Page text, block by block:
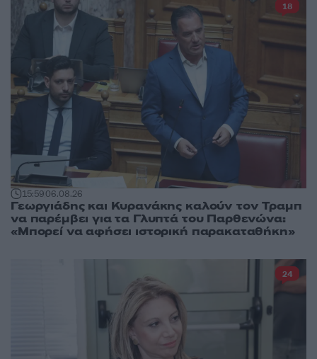
15:5906.08.26
Γεωργιάδης και Κυρανάκης καλούν τον Τραμπ
να παρέμβει για τα Γλυπτά του Παρθενώνα:
«Μπορεί να αφήσει ιστορική παρακαταθήκη»
18
24